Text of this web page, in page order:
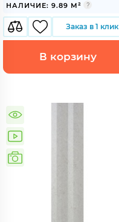
НАЛИЧИЕ: 9.89 М²
Заказ в 1 клик
В корзину